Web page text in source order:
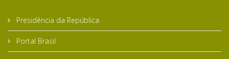
Presidência da República
Portal Brasil